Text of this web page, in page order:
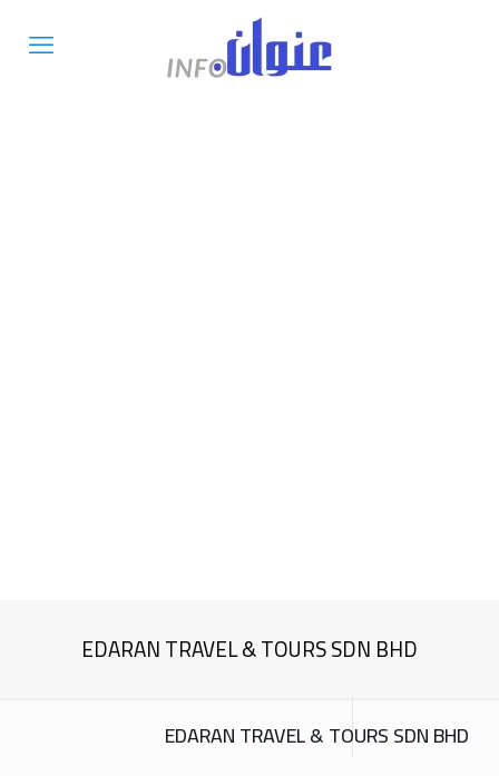
EDARAN TRAVEL & TOURS SDN BHD
EDARAN TRAVEL & TOURS SDN BHD